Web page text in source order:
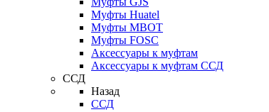
Муфты Huatel
Муфты МВОТ
Муфты FOSC
Аксессуары к муфтам
Аксессуары к муфтам ССД
ССД
Назад
ССД